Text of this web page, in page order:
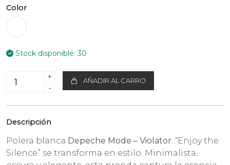
Color
Stock disponible:30
+
-
AÑADIR AL CARRO
Descripción
Polera blanca Depeche Mode – Violator: “Enjoy the
Silence” se transforma en estilo. Minimalista,